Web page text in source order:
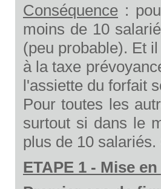
Conséquence :
moins de 10
(peu probable). Et
à la taxe
l'assiette du forfait
Pour toutes les
surtout si dans le
plus de 10
ETAPE 1 - Mise